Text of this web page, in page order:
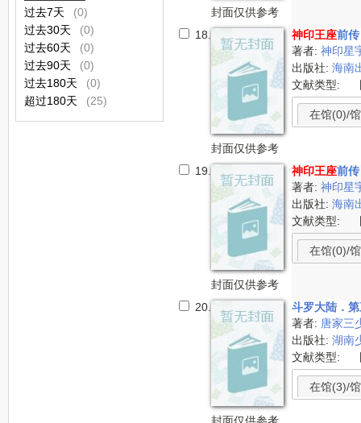
过去7天
(0)
过去30天
(0)
过去60天
(0)
过去90天
(0)
过去180天
(0)
超过180天
(25)
封面仅供参考
18.
封面仅供参考
神印王座前
著者:神印星
出版社:海南
文献类型:
在馆(0)/
19.
封面仅供参考
神印王座前
著者:神印星
出版社:海南
文献类型:
在馆(0)/
20.
封面仅供参考
斗罗大陆．
著者: 唐家三
出版社:湖南
文献类型:
在馆(3)/